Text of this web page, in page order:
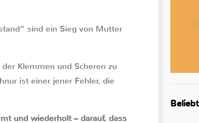
sind ein Sieg von Mutter
Klemmen und Scheren zu
ist einer jener Fehler, die
und wiederholt – darauf, dass